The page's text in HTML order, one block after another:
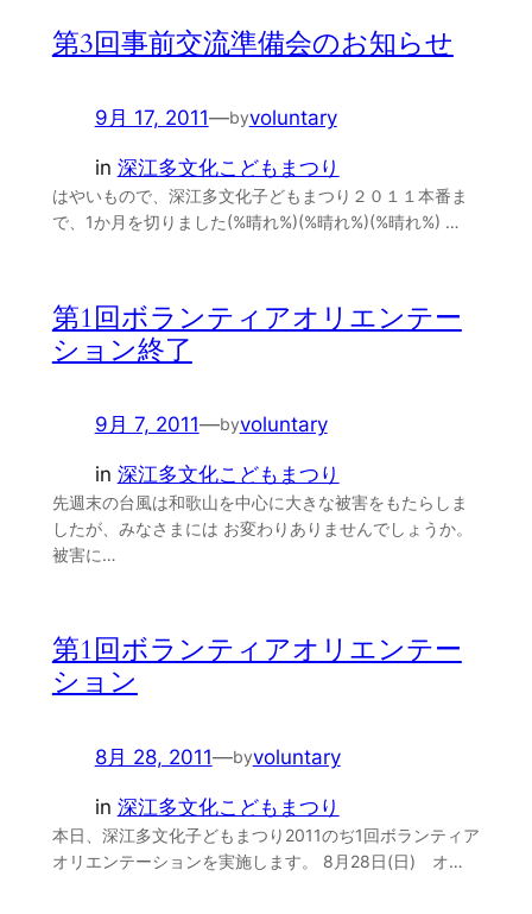
第3回事前交流準備会のお知らせ
9月 17, 2011—byvoluntary
in 深江多文化こどもまつり
はやいもので、深江多文化子どもまつり２０１１本番ま
で、1か月を切りました(%晴れ%)(%晴れ%)(%晴れ%) …
第1回ボランティアオリエンテー
ション終了
9月 7, 2011—byvoluntary
in 深江多文化こどもまつり
先週末の台風は和歌山を中心に大きな被害をもたらしま
したが、みなさまには お変わりありませんでしょうか。
被害に…
第1回ボランティアオリエンテー
ション
8月 28, 2011—byvoluntary
in 深江多文化こどもまつり
本日、深江多文化子どもまつり2011のぢ1回ボランティア
オリエンテーションを実施します。 8月28日(日) オ…